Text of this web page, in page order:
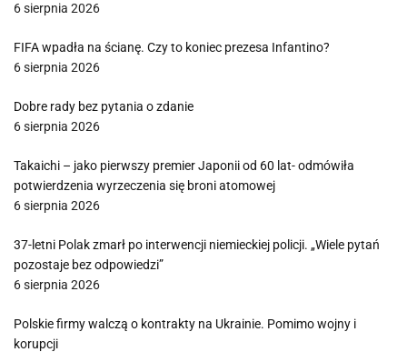
6 sierpnia 2026
FIFA wpadła na ścianę. Czy to koniec prezesa Infantino?
6 sierpnia 2026
Dobre rady bez pytania o zdanie
6 sierpnia 2026
Takaichi – jako pierwszy premier Japonii od 60 lat- odmówiła
potwierdzenia wyrzeczenia się broni atomowej
6 sierpnia 2026
37-letni Polak zmarł po interwencji niemieckiej policji. „Wiele pytań
pozostaje bez odpowiedzi”
6 sierpnia 2026
Polskie firmy walczą o kontrakty na Ukrainie. Pomimo wojny i
korupcji